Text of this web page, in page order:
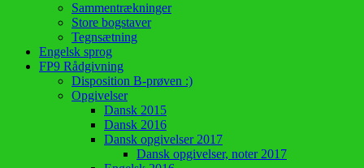
Sammentrækninger
Store bogstaver
Tegnsætning
Engelsk sprog
FP9 Rådgivning
Disposition B-prøven :)
Opgivelser
Dansk 2015
Dansk 2016
Dansk opgivelser 2017
Dansk opgivelser, noter 2017